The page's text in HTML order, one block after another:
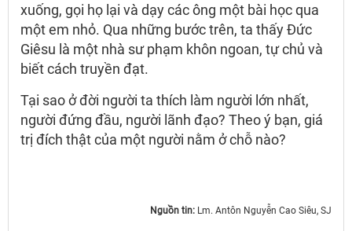
xuống, gọi họ lại và dạy các ông một bài học qua
một em nhỏ. Qua những bước trên, ta thấy Đức
Giêsu là một nhà sư phạm khôn ngoan, tự chủ và
biết cách truyền đạt.
Tại sao ở đời người ta thích làm người lớn nhất,
người đứng đầu, người lãnh đạo? Theo ý bạn, giá
trị đích thật của một người nằm ở chỗ nào?
Nguồn tin: Lm. Antôn Nguyễn Cao Siêu, SJ